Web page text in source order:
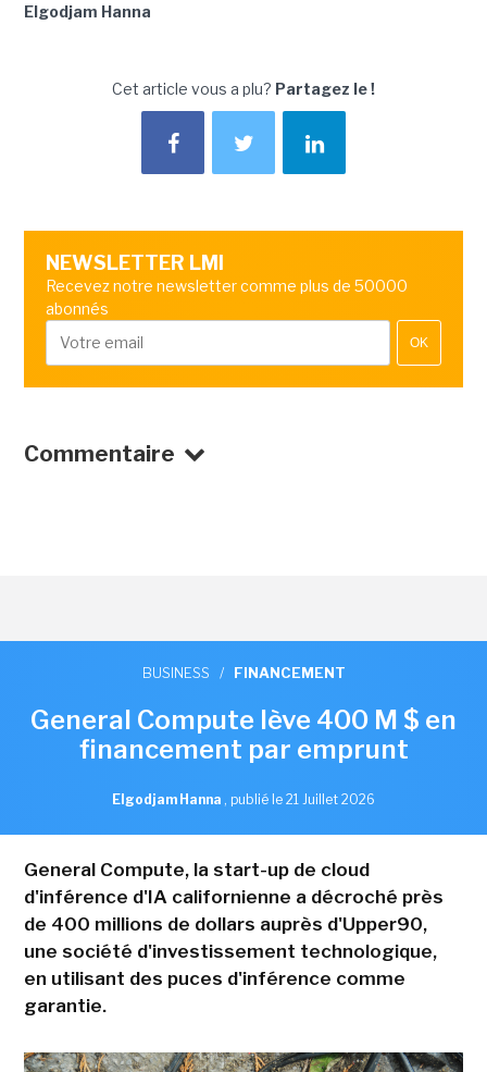
Elgodjam Hanna
Cet article vous a plu? Partagez le !
NEWSLETTER LMI
Recevez notre newsletter comme plus de 50000
abonnés
OK
Commentaire
BUSINESS / FINANCEMENT
General Compute lève 400 M $ en
financement par emprunt
Elgodjam Hanna , publié le 21 Juillet 2026
General Compute, la start-up de cloud
d'inférence d'IA californienne a décroché près
de 400 millions de dollars auprès d'Upper90,
une société d'investissement technologique,
en utilisant des puces d'inférence comme
garantie.